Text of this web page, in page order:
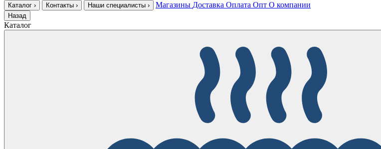
Каталог › Контакты › Наши специалисты › Магазины Доставка Оплата Опт О компании
Назад
Каталог